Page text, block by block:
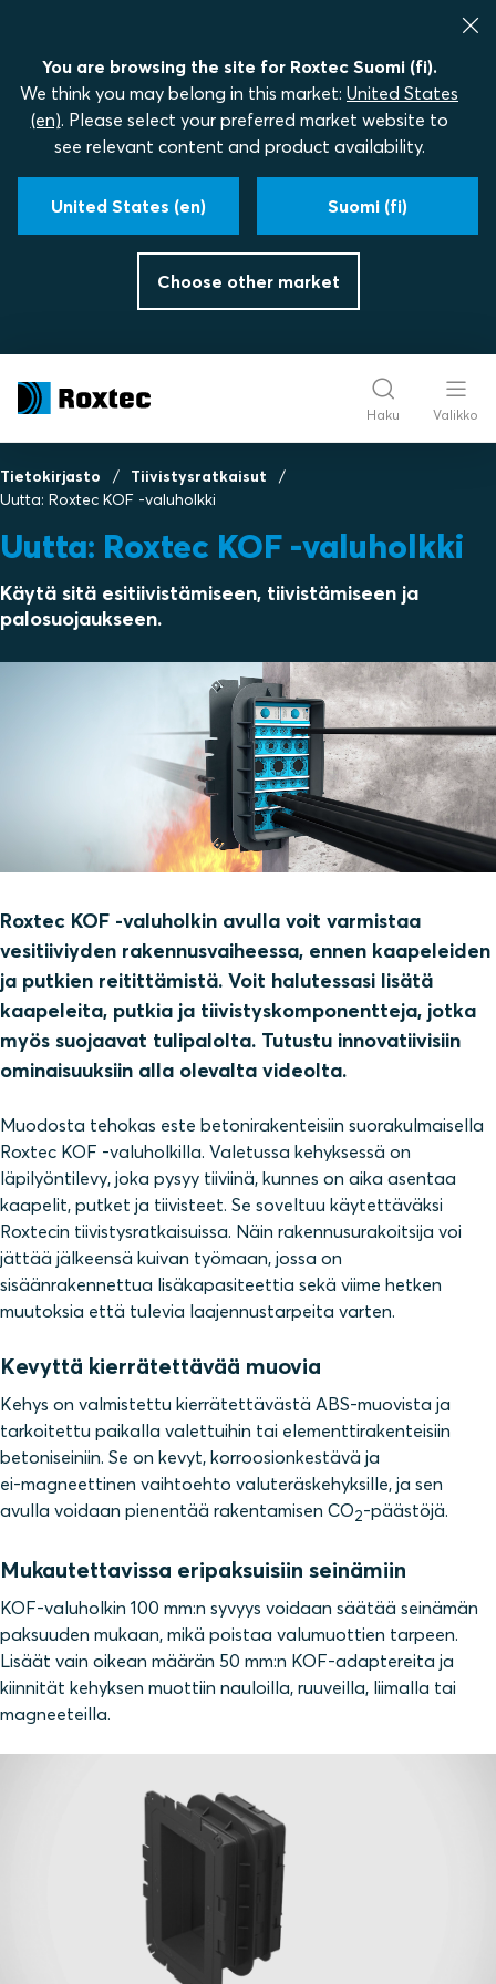
You are browsing the site for Roxtec Suomi (fi).
We think you may belong in this market: United States
(en). Please select your preferred market website to
see relevant content and product availability.
United States (en) Suomi (fi)
Choose other market
Haku Valikko
Tietokirjasto
Tiivistysratkaisut
Uutta: Roxtec KOF -valuholkki
Uutta: Roxtec KOF -valuholkki
Käytä sitä esitiivistämiseen, tiivistämiseen ja
palosuojaukseen.
Roxtec KOF -valuholkin avulla voit varmistaa
vesitiiviyden rakennusvaiheessa, ennen kaapeleiden
ja putkien reitittämistä. Voit halutessasi lisätä
kaapeleita, putkia ja tiivistyskomponentteja, jotka
myös suojaavat tulipalolta. Tutustu innovatiivisiin
ominaisuuksiin alla olevalta videolta.
Muodosta tehokas este betonirakenteisiin suorakulmaisella
Roxtec KOF -valuholkilla. Valetussa kehyksessä on
läpilyöntilevy, joka pysyy tiiviinä, kunnes on aika asentaa
kaapelit, putket ja tiivisteet. Se soveltuu käytettäväksi
Roxtecin tiivistysratkaisuissa. Näin rakennusurakoitsija voi
jättää jälkeensä kuivan työmaan, jossa on
sisäänrakennettua lisäkapasiteettia sekä viime hetken
muutoksia että tulevia laajennustarpeita varten.
Kevyttä kierrätettävää muovia
Kehys on valmistettu kierrätettävästä ABS-muovista ja
tarkoitettu paikalla valettuihin tai elementtirakenteisiin
betoniseiniin. Se on kevyt, korroosionkestävä ja
ei‑magneettinen vaihtoehto valuteräskehyksille, ja sen
avulla voidaan pienentää rakentamisen CO2-päästöjä.
Mukautettavissa eripaksuisiin seinämiin
KOF-valuholkin 100 mm:n syvyys voidaan säätää seinämän
paksuuden mukaan, mikä poistaa valumuottien tarpeen.
Lisäät vain oikean määrän 50 mm:n KOF-adaptereita ja
kiinnität kehyksen muottiin nauloilla, ruuveilla, liimalla tai
magneeteilla.